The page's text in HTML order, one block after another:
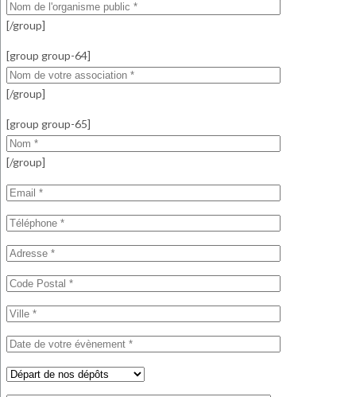
[/group]
[group group-64]
[/group]
[group group-65]
[/group]